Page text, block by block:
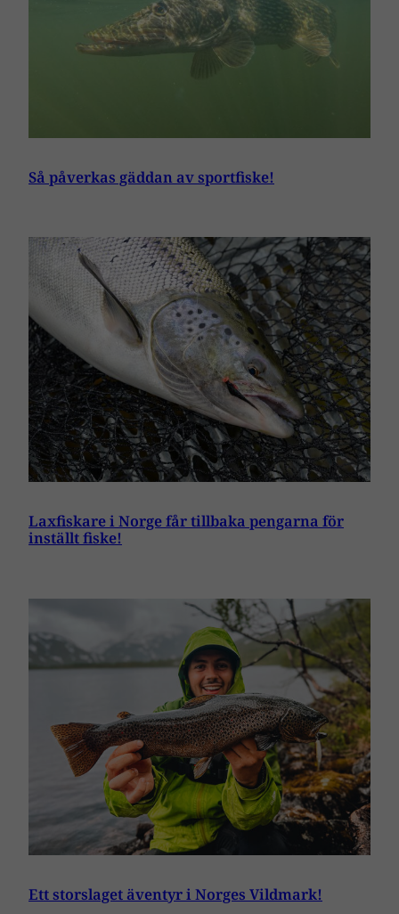
Så påverkas gäddan av sportfiske!
Laxfiskare i Norge får tillbaka pengarna för
inställt fiske!
Ett storslaget äventyr i Norges Vildmark!